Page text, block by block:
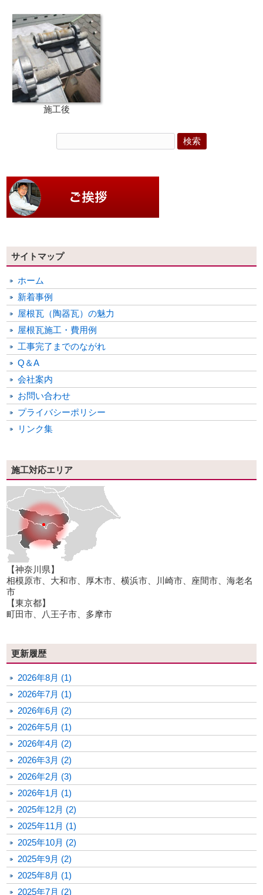
施工後
サイトマップ
ホーム
新着事例
屋根瓦（陶器瓦）の魅力
屋根瓦施工・費用例
工事完了までのながれ
Q＆A
会社案内
お問い合わせ
プライバシーポリシー
リンク集
施工対応エリア
【神奈川県】
相模原市、大和市、厚木市、横浜市、川崎市、座間市、海老名
市
【東京都】
町田市、八王子市、多摩市
更新履歴
2026年8月 (1)
2026年7月 (1)
2026年6月 (2)
2026年5月 (1)
2026年4月 (2)
2026年3月 (2)
2026年2月 (3)
2026年1月 (1)
2025年12月 (2)
2025年11月 (1)
2025年10月 (2)
2025年9月 (2)
2025年8月 (1)
2025年7月 (2)